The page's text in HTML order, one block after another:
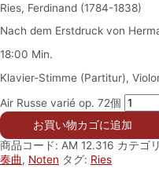
Ries, Ferdinand (1784-1838)
Nach dem Erstdruck von
18:00 Min.
Klavier-Stimme (Partitur),
Air Russe varié op. 72個
お買い物カゴに追加
商品コード: AM 12.316 カテゴ
奏曲, Noten タグ: Ries